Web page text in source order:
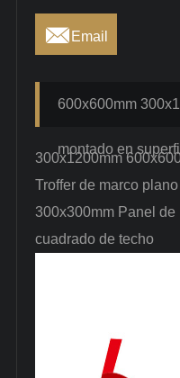
 Email
600x600mm
montado en
300x1200mm
Troffer de marco
300x300mm Panel
cuadrado de techo